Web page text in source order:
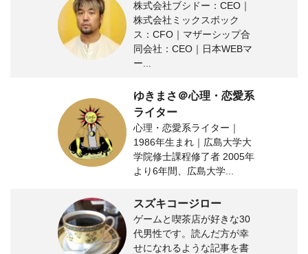
株式会社ブシドー：CEO｜
株式会社ミックスボック
ス：CFO｜マザーシップ合
同会社：CEO｜日本WEBマ
ー...
ゆきまさ＠心理・恋愛系
ライター
心理・恋愛系ライター｜
1986年生まれ｜広島大学大
学院修士課程修了者 2005年
より6年間、広島大学...
スズキコージロー
ゲームと喫茶店が好きな30
代男性です。読んだ方が幸
せになれるような記事を書